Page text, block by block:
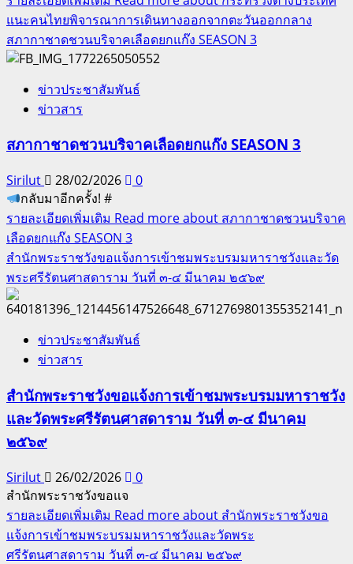
แนะคนไทยพิจารณาการเดินทางออกจากตะวันออกกลาง
สภากาชาดชวนบริจาคเลือดยกแก๊ง SEASON 3
ข่าวประชาสัมพันธ์
ข่าวสาร
สภากาชาดชวนบริจาคเลือดยกแก๊ง SEASON 3
Sirilut 28/02/2026
0
กลับมาอีกครั้ง! #
รายละเอียดเพิ่มเติม Read more about สภากาชาดชวนบริจาค
เลือดยกแก๊ง SEASON 3
สำนักพระราชวังขอแจ้งการเข้าชมพระบรมมหาราชวังและวัด
พระศรีรัตนศาสดาราม วันที่ ๓-๔ มีนาคม ๒๕๖๙
ข่าวประชาสัมพันธ์
ข่าวสาร
สำนักพระราชวังขอแจ้งการเข้าชมพระบรมมหาราชวัง
และวัดพระศรีรัตนศาสดาราม วันที่ ๓-๔ มีนาคม
๒๕๖๙
Sirilut 26/02/2026
0
สำนักพระราชวังขอแจ
รายละเอียดเพิ่มเติม Read more about สำนักพระราชวังขอ
แจ้งการเข้าชมพระบรมมหาราชวังและวัดพระ
ศรีรัตนศาสดาราม วันที่ ๓-๔ มีนาคม ๒๕๖๙